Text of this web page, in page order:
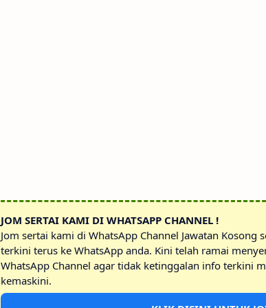
JOM SERTAI KAMI DI WHATSAPP CHANNEL !
Jom sertai kami di WhatsApp Channel Jawatan
terkini terus ke WhatsApp anda. Kini telah ramai
WhatsApp Channel agar tidak ketinggalan info terkini
kemaskini.